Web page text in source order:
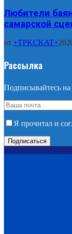
Любители
самарской
от +TPKCKAT+
Рассылка
Подписывайтесь
Я прочитал и